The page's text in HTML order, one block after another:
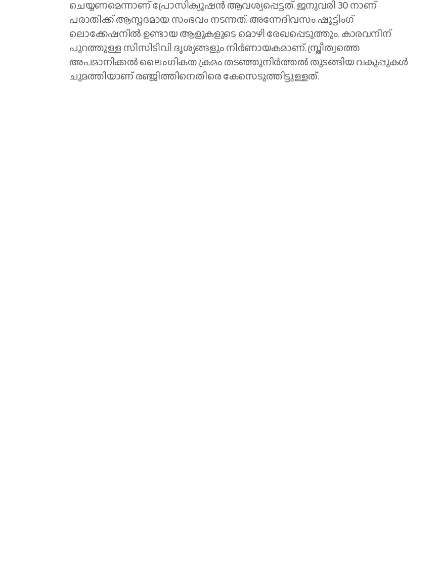
ചെയ്യണമെന്നാണ് പ്രോസിക്യൂഷൻ ആവശ്യപ്പെട്ടത്. ജനുവരി 30 നാണ്
പരാതിക്ക് ആസ്പദമായ സംഭവം നടന്നത്. അന്നേദിവസം ഷൂട്ടിംഗ്
ലൊക്കേഷനിൽ ഉണ്ടായ ആളുകളുടെ മൊഴി രേഖപ്പെടുത്തും. കാരവനിന്
പുറത്തുള്ള സിസിടിവി ദൃശ്യങ്ങളും നിർണായകമാണ്. സ്ത്രീത്വത്തെ
അപമാനിക്കൽ ലൈംഗികത ക്രമം തടഞ്ഞുനിർത്തൽ തുടങ്ങിയ വകുപ്പുകൾ
ചുമത്തിയാണ് രഞ്ജിത്തിനെതിരെ കേസെടുത്തിട്ടുള്ളത്.